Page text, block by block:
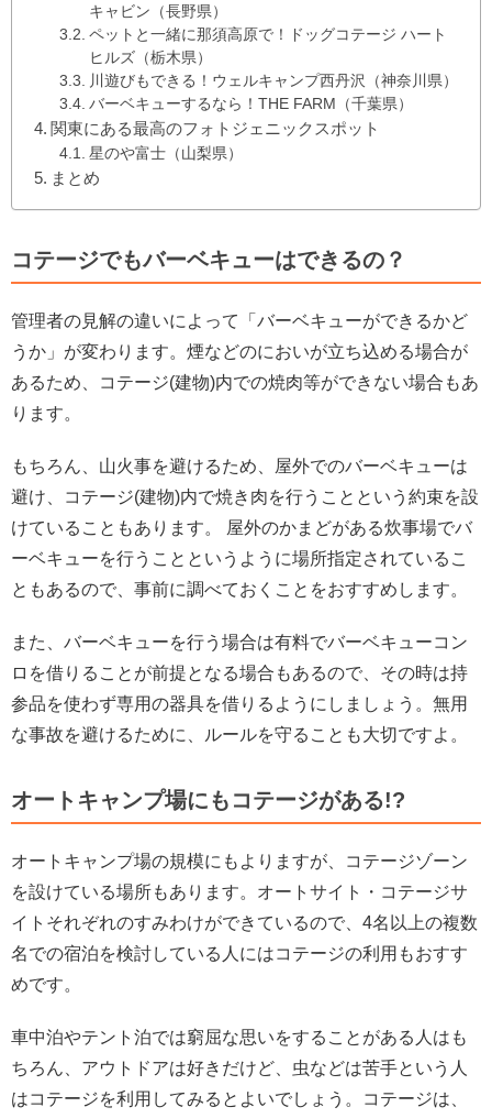
キャビン（長野県）
ペットと一緒に那須高原で！ドッグコテージ ハート
ヒルズ（栃木県）
川遊びもできる！ウェルキャンプ西丹沢（神奈川県）
バーベキューするなら！THE FARM（千葉県）
関東にある最高のフォトジェニックスポット
星のや富士（山梨県）
まとめ
コテージでもバーベキューはできるの？
管理者の見解の違いによって「バーベキューができるかど
うか」が変わります。煙などのにおいが立ち込める場合が
あるため、コテージ(建物)内での焼肉等ができない場合もあ
ります。
もちろん、山火事を避けるため、屋外でのバーベキューは
避け、コテージ(建物)内で焼き肉を行うことという約束を設
けていることもあります。 屋外のかまどがある炊事場でバ
ーベキューを行うことというように場所指定されているこ
ともあるので、事前に調べておくことをおすすめします。
また、バーベキューを行う場合は有料でバーベキューコン
ロを借りることが前提となる場合もあるので、その時は持
参品を使わず専用の器具を借りるようにしましょう。無用
な事故を避けるために、ルールを守ることも大切ですよ。
オートキャンプ場にもコテージがある!?
オートキャンプ場の規模にもよりますが、コテージゾーン
を設けている場所もあります。オートサイト・コテージサ
イトそれぞれのすみわけができているので、4名以上の複数
名での宿泊を検討している人にはコテージの利用もおすす
めです。
車中泊やテント泊では窮屈な思いをすることがある人はも
ちろん、アウトドアは好きだけど、虫などは苦手という人
はコテージを利用してみるとよいでしょう。コテージは、